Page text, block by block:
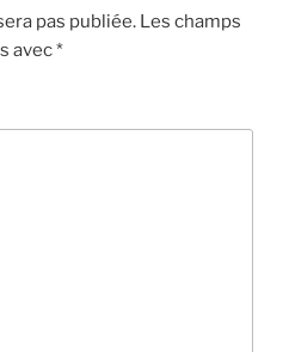
pas publiée. Les champs
avec*